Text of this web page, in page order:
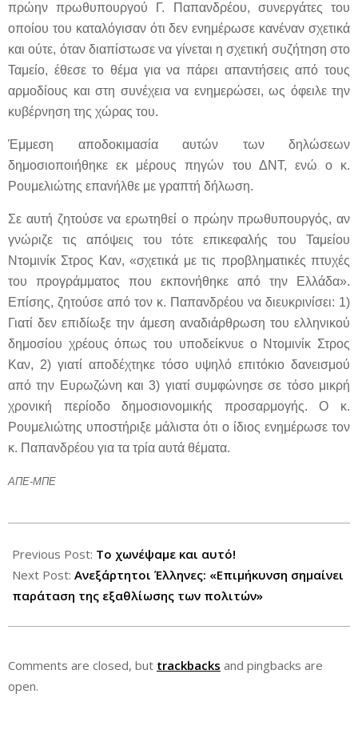
πρώην πρωθυπουργού Γ. Παπανδρέου, συνεργάτες του
οποίου του καταλόγισαν ότι δεν ενημέρωσε κανέναν σχετικά
και ούτε, όταν διαπίστωσε να γίνεται η σχετική συζήτηση στο
Ταμείο, έθεσε το θέμα για να πάρει απαντήσεις από τους
αρμοδίους και στη συνέχεια να ενημερώσει, ως όφειλε την
κυβέρνηση της χώρας του.
Έμμεση αποδοκιμασία αυτών των δηλώσεων
δημοσιοποιήθηκε εκ μέρους πηγών του ΔΝΤ, ενώ ο κ.
Ρουμελιώτης επανήλθε με γραπτή δήλωση.
Σε αυτή ζητούσε να ερωτηθεί ο πρώην πρωθυπουργός, αν
γνώριζε τις απόψεις του τότε επικεφαλής του Ταμείου
Ντομινίκ Στρος Καν, «σχετικά με τις προβληματικές πτυχές
του προγράμματος που εκπονήθηκε από την Ελλάδα».
Επίσης, ζητούσε από τον κ. Παπανδρέου να διευκρινίσει: 1)
Γιατί δεν επιδίωξε την άμεση αναδιάρθρωση του ελληνικού
δημοσίου χρέους όπως του υποδείκνυε ο Ντομινίκ Στρος
Καν, 2) γιατί αποδέχτηκε τόσο υψηλό επιτόκιο δανεισμού
από την Ευρωζώνη και 3) γιατί συμφώνησε σε τόσο μικρή
χρονική περίοδο δημοσιονομικής προσαρμογής. Ο κ.
Ρουμελιώτης υποστήριξε μάλιστα ότι ο ίδιος ενημέρωσε τον
κ. Παπανδρέου για τα τρία αυτά θέματα.
ΑΠΕ-ΜΠΕ
08-
21
Previous Post: Το χωνέψαμε και αυτό!
Next Post: Ανεξάρτητοι Έλληνες: «Επιμήκυνση σημαίνει
παράταση της εξαθλίωσης των πολιτών»
Comments are closed, but trackbacks and pingbacks are
open.